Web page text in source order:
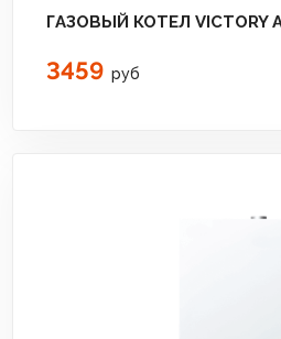
ГАЗОВЫЙ КОТЕЛ VICTORY
3459 руб